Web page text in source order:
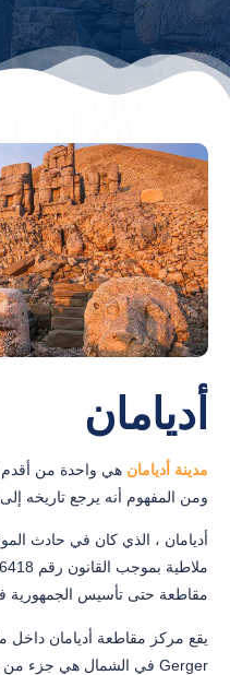
أديامان
مدينة أديامان هي واحدة من أقدم
ومن المفهوم أنه يرجع تاريخه إلى 000 40 سنة قبل الميلاد.
أديامان ، الذي كان في حادث
مقاطعة حتى تأسيس الجمهورية في